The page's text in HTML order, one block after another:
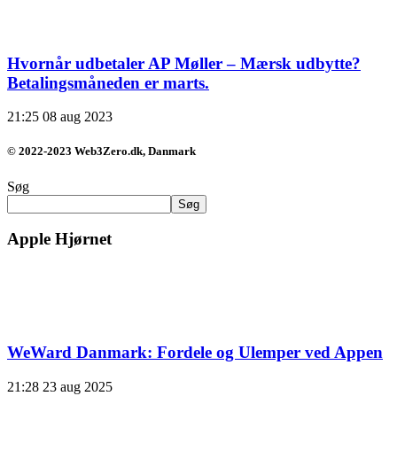
Hvornår udbetaler AP Møller – Mærsk udbytte?
Betalingsmåneden er marts.
21:25 08 aug 2023
© 2022-2023 Web3Zero.dk, Danmark
Søg
Søg
Apple Hjørnet
WeWard Danmark: Fordele og Ulemper ved Appen
21:28 23 aug 2025